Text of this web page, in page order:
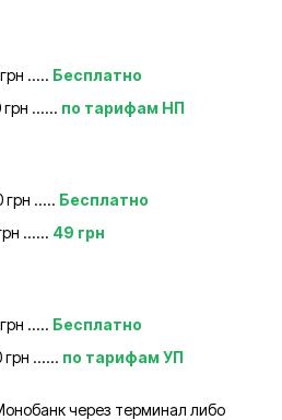
..... Бесплатно
грн ...... по тарифам НП
грн ..... Бесплатно
...... 49 грн
..... Бесплатно
грн ...... по тарифам УП
через терминал либо